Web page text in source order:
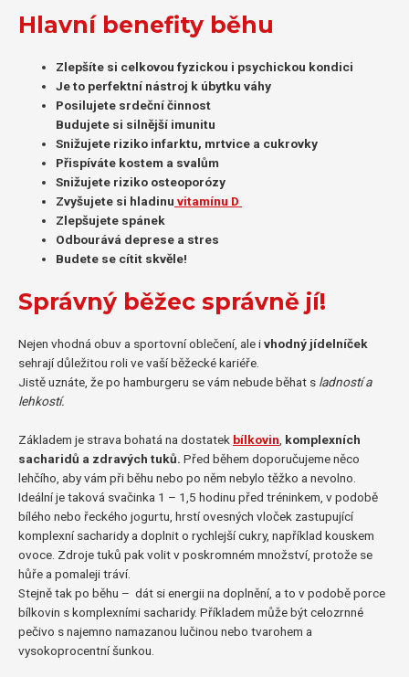
Hlavní benefity běhu
Zlepšíte si celkovou fyzickou i psychickou kondici
Je to perfektní nástroj k úbytku váhy
Posilujete srdeční činnost
Budujete si silnější imunitu
Snižujete riziko infarktu, mrtvice a cukrovky
Přispíváte kostem a svalům
Snižujete riziko osteoporózy
Zvyšujete si hladinu vitamínu D
Zlepšujete spánek
Odbourává deprese a stres
Budete se cítit skvěle!
Správný běžec správně jí!
Nejen vhodná obuv a sportovní oblečení, ale ivhodný jídelníček
sehrají důležitou roli ve vaší běžecké kariéře.
Jistě uznáte, že po hamburgeru se vám nebude běhat s ladností a
lehkostí.
Základem je strava bohatá na dostatek bílkovin, komplexních
sacharidů a zdravých tuků. Před během doporučujeme něco
lehčího, aby vám při běhu nebo po něm nebylo těžko a nevolno.
Ideální je taková svačinka 1 – 1,5 hodinu před tréninkem, v podobě
bílého nebo řeckého jogurtu, hrstí ovesných vloček zastupující
komplexní sacharidy a doplnit o rychlejší cukry, například kouskem
ovoce. Zdroje tuků pak volit v poskromném množství, protože se
hůře a pomaleji tráví.
Stejně tak po běhu – dát si energii na doplnění, a to v podobě porce
bílkovin s komplexními sacharidy. Příkladem může být celozrnné
pečivo s najemno namazanou lučinou nebo tvarohem a
vysokoprocentní šunkou.